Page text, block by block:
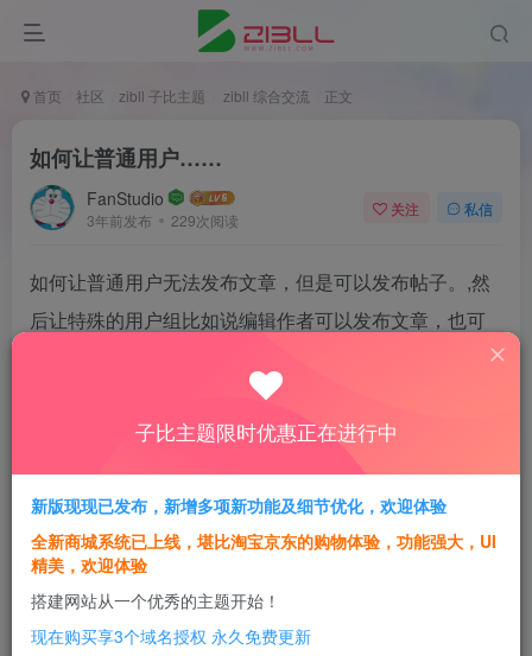
首页 社区 zibll 子比主题 zibll 综合交流 正文
如何让普通用户……
FanStudio
3年前发布 229次阅读
关注 私信
如何让普通用户无法发布文章，但是可以发布帖子。,然
后让特殊的用户组比如说编辑作者可以发布文章，也可
2人已评分
FanStudio
子比主题限时优惠正在进行中
新版现现已发布，新增多项新功能及细节优化，欢迎体验
全新商城系统已上线，堪比淘宝京东的购物体验，功能强大，UI
精美，欢迎体验
搭建网站从一个优秀的主题开始！
现在购买享3个域名授权 永久免费更新